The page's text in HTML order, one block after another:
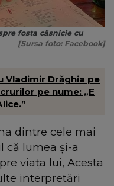
fosta căsnicie cu
[Sursa foto: Facebook]
Vladimir Drăghia pe
pe nume: „E
dintre cele mai
că lumea și-a
viața lui, Acesta
interpretări